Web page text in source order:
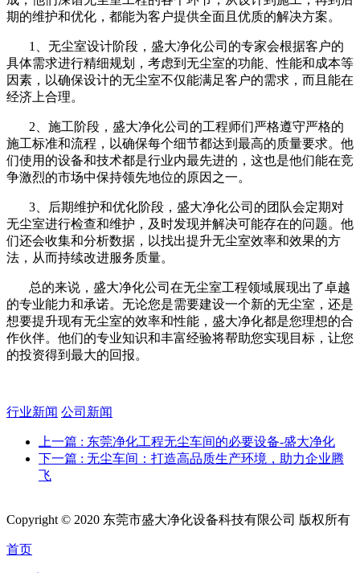
期的维护和优化，都能为客户提供全面且优质的解决方案。
1、无尘室设计阶段，盛大净化公司的专家会根据客户的
具体需求进行精细规划，考虑到无尘室的功能、性能和成本等
因素，以确保设计的无尘室不仅能满足客户的需求，而且能在
经济上合理。
2、施工阶段，盛大净化公司的工程师们严格遵守严格的
施工标准和流程，以确保每个细节都达到最高的质量要求。他
们使用的设备和技术都是行业内最先进的，这也是他们能在竞
争激烈的市场中保持领先地位的原因之一。
3、后期维护和优化阶段，盛大净化公司的团队会定期对
无尘室进行检查和维护，及时发现并解决可能存在的问题。他
们还会收集和分析数据，以找出提升无尘室效率和效果的方
法，从而持续改进服务质量。
总的来说，盛大净化公司在无尘室工程领域展现出了卓越
的专业能力和承诺。无论您是需要建设一个新的无尘室，还是
想要提升现有无尘室的效率和性能，盛大净化都是您理想的合
作伙伴。他们的专业知识和丰富经验将帮助您实现目标，让您
的投资得到最大的回报。
行业新闻 公司新闻
上一篇 : 东莞净化工程无尘车间的必要设备-盛大净化
下一篇 : 无尘车间：打造高品质生产环境，助力企业腾
飞
Copyright © 2020 东莞市盛大净化设备科技有限公司 版权所有
首页